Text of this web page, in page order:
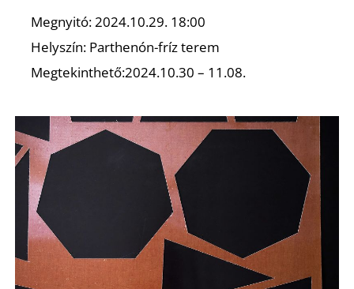
Megnyitó: 2024.10.29. 18:00
Helyszín: Parthenón-fríz terem
Megtekinthető:2024.10.30 – 11.08.